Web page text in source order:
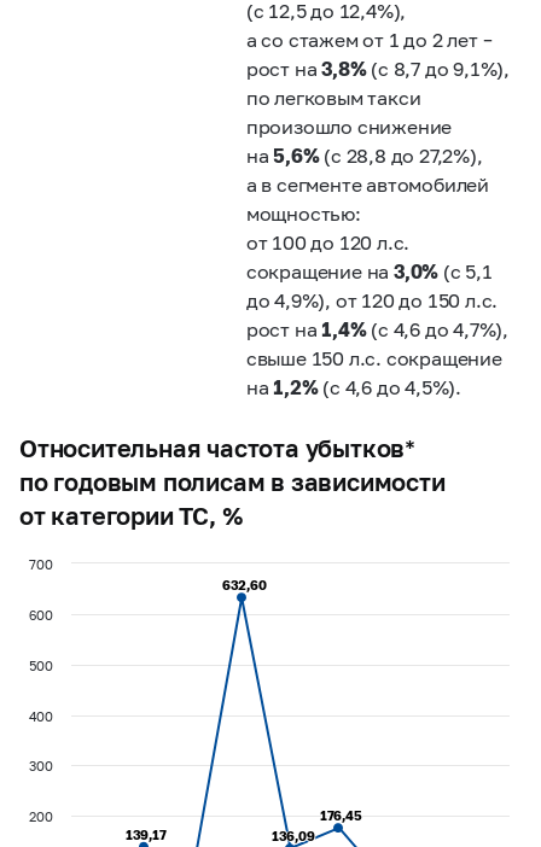
(с 12,5 до 12,4%),
а со стажем от 1 до 2 лет –
рост на3,8%(с 8,7 до 9,1%),
по легковым такси
произошло снижение
на 5,6%(с 28,8 до 27,2%),
а в сегменте автомобилей
мощностью:
от 100 до 120 л.с.
сокращение на3,0% (с 5,1
до 4,9%), от 120 до 150 л.с.
рост на1,4%(с 4,6 до 4,7%),
свыше 150 л.с. сокращение
на1,2%(с 4,6 до 4,5%).
Относительная частота убытков*
по годовым полисам в зависимости
от категории ТС, %
139,17
139,17
632,60
632,60
136,09
136,09
176,45
176,45
200
300
400
500
600
700